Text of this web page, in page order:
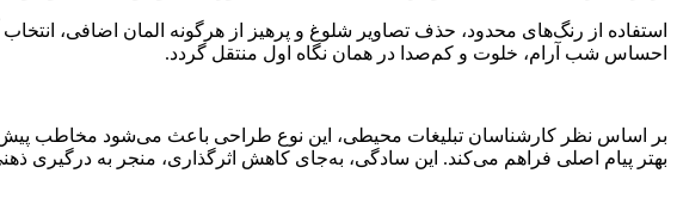
استفاده از رنگ‌های محدود، حذف تصاویر شلوغ و پرهیز از هرگونه المان اضافی،
احساس شب آرام، خلوت و کم‌صدا در همان نگاه اول منتقل گردد.
بر اساس نظر کارشناسان تبلیغات محیطی، این نوع طراحی باعث می‌شود مخاطب پیش از
بهتر پیام اصلی فراهم می‌کند. این سادگی، به‌جای کاهش اثرگذاری، منجر به